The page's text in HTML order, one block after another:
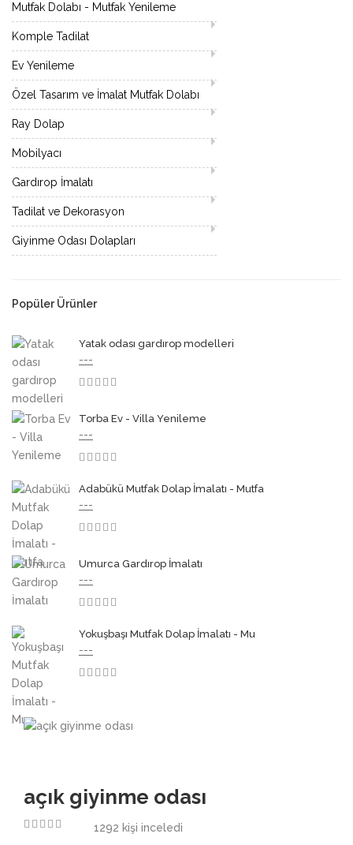
Mutfak Dolabı - Mutfak Yenileme
Komple Tadilat
Ev Yenileme
Özel Tasarım ve İmalat Mutfak Dolabı
Ray Dolap
Mobilyacı
Gardırop İmalatı
Tadilat ve Dekorasyon
Giyinme Odası Dolapları
Popüler Ürünler
Yatak odası gardırop modelleri
---
Torba Ev - Villa Yenileme
---
Adabükü Mutfak Dolap İmalatı - Mutfa
---
Umurca Gardırop İmalatı
---
Yokuşbaşı Mutfak Dolap İmalatı - Mu
---
açık giyinme odası
1292 kişi inceledi